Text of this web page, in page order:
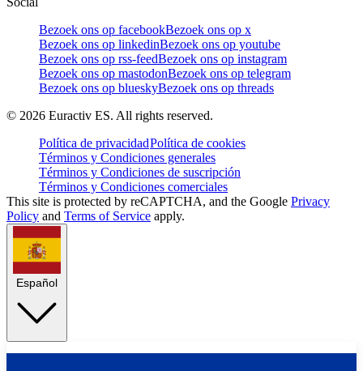
Bezoek ons op facebookBezoek ons op x
Bezoek ons op linkedinBezoek ons op youtube
Bezoek ons op rss-feedBezoek ons op instagram
Bezoek ons op mastodonBezoek ons op telegram
Bezoek ons op blueskyBezoek ons op threads
© 2026 Euractiv ES. All rights reserved.
Política de privacidadPolítica de cookies
Términos y Condiciones generales
Términos y Condiciones de suscripción
Términos y Condiciones comerciales
This site is protected by reCAPTCHA, and the Google Privacy
Policy and Terms of Service apply.
Español